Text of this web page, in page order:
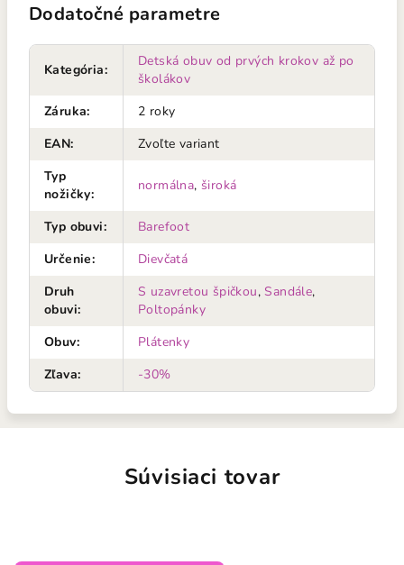
Dodatočné parametre
Kategória:
Detská obuv od prvých krokov až po
školákov
Záruka:
2 roky
EAN:
Zvoľte variant
Typ
nožičky:
normálna, široká
Typ obuvi:
Barefoot
Určenie:
Dievčatá
Druh
obuvi:
S uzavretou špičkou,Sandále,
Poltopánky
Obuv:
Plátenky
Zľava: -30%
Súvisiaci tovar